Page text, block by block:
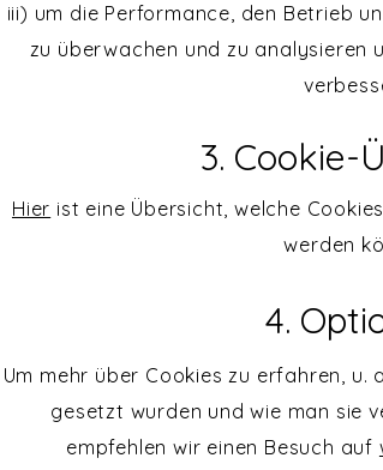
iii) um die Performance, den Betrieb
zu überwachen und zu analysieren
3. Cookie-
Hier ist eine Übersicht, welche
werden
4.
Um mehr über Cookies zu erfahren, u.
gesetzt wurden und wie man sie
empfehlen wir einen Besuch auf